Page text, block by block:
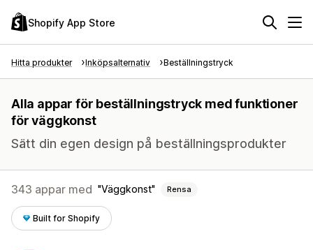
Shopify App Store
Hitta produkter Inköpsalternativ Beställningstryck
Alla appar för beställningstryck med funktioner
för väggkonst
Sätt din egen design på beställningsprodukter
343 appar med Väggkonst Rensa
Built for Shopify